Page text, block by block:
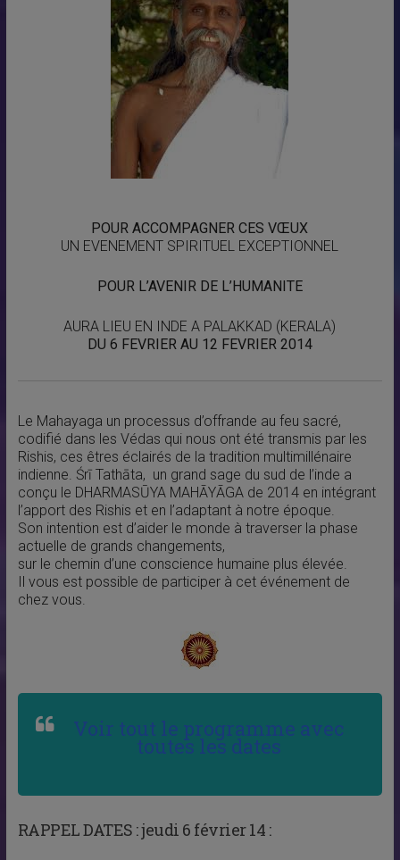
POUR ACCOMPAGNER CES VŒUX
UN EVENEMENT SPIRITUEL EXCEPTIONNEL
POUR L’AVENIR DE L’HUMANITE
AURA LIEU EN INDE A PALAKKAD (KERALA)
DU 6 FEVRIER AU 12 FEVRIER 2014
Le Mahayaga un processus d’offrande au feu sacré,
codifié dans les Védas qui nous ont été transmis par les
Rishis, ces êtres éclairés de la tradition multimillénaire
indienne. Śrī Tathāta, un grand sage du sud de l’inde a
conçu le DHARMASŪYA MAHĀYĀGA de 2014 en intégrant
l’apport des Rishis et en l’adaptant à notre époque.
Son intention est d’aider le monde à traverser la phase
actuelle de grands changements,
sur le chemin d’une conscience humaine plus élevée.
Il vous est possible de participer à cet événement de
chez vous.
Voir tout le programme avec
toutes les dates
RAPPEL DATES :jeudi 6 février 14 :